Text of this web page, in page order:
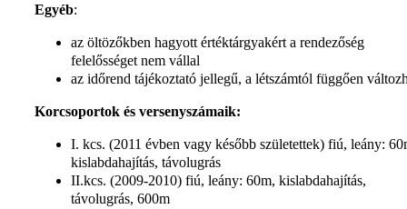
Egyéb:
az öltözőkben hagyott értéktárgyakért a rendezőség
felelősséget nem vállal
az időrend tájékoztató jellegű, a létszámtól függően
Korcsoportok és versenyszámaik:
I. kcs. (2011 évben vagy később születettek) fiú, leány:
kislabdahajítás, távolugrás
II.kcs. (2009-2010) fiú, leány: 60m, kislabdahajítás,
távolugrás, 600m